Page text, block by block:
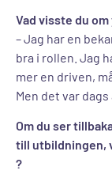
Vad visste du
– Jag har en
bra i rollen. Jag
mer en driven,
Men det var
Om du ser
till utbildningen,
?